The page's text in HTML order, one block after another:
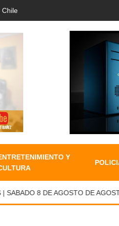
Chile
Y
8 DE AGOSTO DE AGOSTO